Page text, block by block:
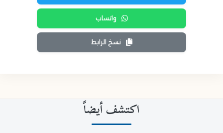
واتساب
نسخ الرابط
اكتشف أيضاً